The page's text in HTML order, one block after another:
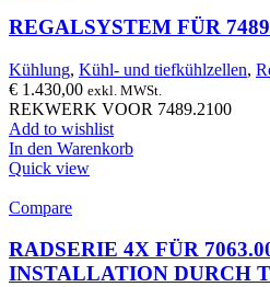
REGALSYSTEM FÜR
Kühlung, Kühl- und tiefkühlzellen,
€ 1.430,00 exkl. MWSt.
REKWERK VOOR 7489.2100
Add to wishlist
In den Warenkorb
Quick view
Compare
RADSERIE 4X FÜR
INSTALLATION DURCH